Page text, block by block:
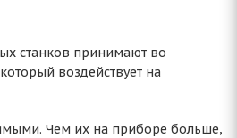
станков принимают во
воздействует на
Чем их на приборе больше,